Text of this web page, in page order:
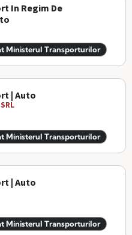
In Regim De
Ministerul Transporturilor
| Auto
Ministerul Transporturilor
| Auto
Ministerul Transporturilor